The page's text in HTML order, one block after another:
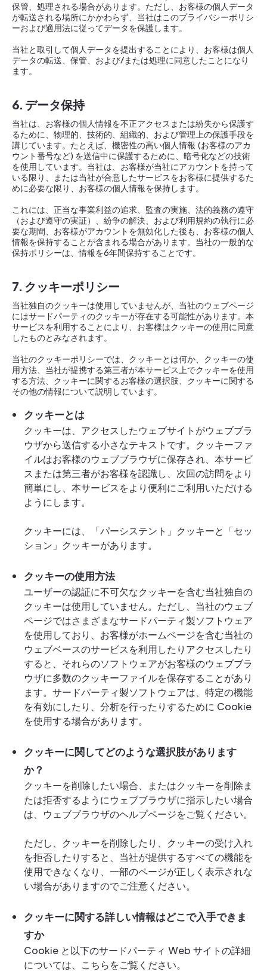
保管、処理される場合があります。ただし、お客様の個人データ
が転送される場所にかかわらず、当社はこのプライバシーポリシ
ーおよび適用法に従ってデータを保護します。
当社と取引して個人データを提出することにより、お客様は個人
データの転送、保管、および/または処理に同意したことになり
ます。
6. データ保持
当社は、お客様の個人情報を不正アクセスまたは紛失から保護す
るために、物理的、技術的、組織的、および管理上の保護手段を
講じています。たとえば、機密性の高い個人情報 (お客様のアカ
ウント番号など) を送信中に保護するために、暗号化などの技術
を使用しています。当社は、お客様が当社にアカウントを持って
いる限り、または当社が合意したサービスをお客様に提供するた
めに必要な限り、お客様の個人情報を保持します。
これには、正当な事業利益の追求、監査の実施、法的義務の遵守
（および遵守の実証）、紛争の解決、および利用規約の執行に必
要な期間、お客様がアカウントを無効化した後も、お客様の個人
情報を保持することが含まれる場合があります。当社の一般的な
保持ポリシーは、情報を6年間保持することです。
7. クッキーポリシー
当社独自のクッキーは使用していませんが、当社のウェブページ
にはサードパーティのクッキーが存在する可能性があります。本
サービスを利用することにより、お客様はクッキーの使用に同意
したものとみなされます。
当社のクッキーポリシーでは、クッキーとは何か、クッキーの使
用方法、当社が提携する第三者が本サービス上でクッキーを使用
する方法、クッキーに関するお客様の選択肢、クッキーに関する
その他の情報について説明しています。
クッキーとは
クッキーは、アクセスしたウェブサイトがウェブブラ
ウザから送信する小さなテキストです。クッキーファ
イルはお客様のウェブブラウザに保存され、本サービ
スまたは第三者がお客様を認識し、次回の訪問をより
簡単にし、本サービスをより便利にご利用いただける
ようにします。
クッキーには、「パーシステント」クッキーと「セッ
ション」クッキーがあります。
クッキーの使用方法
ユーザーの認証に不可欠なクッキーを含む当社独自の
クッキーは使用していません。ただし、当社のウェブ
ページではさまざまなサードパーティ製ソフトウェア
を使用しており、お客様がホームページを含む当社の
ウェブベースのサービスを利用したりアクセスしたり
すると、それらのソフトウェアがお客様のウェブブラ
ウザに多数のクッキーファイルを保存することがあり
ます。サードパーティ製ソフトウェアは、特定の機能
を有効にしたり、分析を行ったりするために Cookie
を使用する場合があります。
クッキーに関してどのような選択肢があります
か？
クッキーを削除したい場合、またはクッキーを削除ま
たは拒否するようにウェブブラウザに指示したい場合
は、ウェブブラウザのヘルプページをご覧ください。
ただし、クッキーを削除したり、クッキーの受け入れ
を拒否したりすると、当社が提供するすべての機能を
使用できなくなり、一部のページが正しく表示されな
い場合がありますのでご注意ください。
クッキーに関する詳しい情報はどこで入手できま
すか
Cookie と以下のサードパーティ Web サイトの詳細
については、こちらをご覧ください。